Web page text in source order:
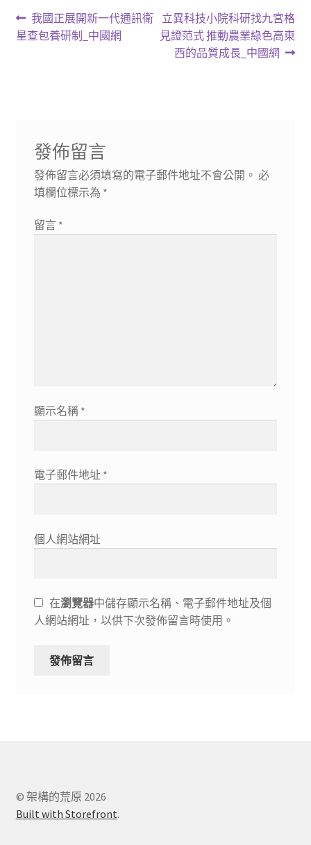
文
章
上
一
我國正展開新一代通訊衛
星查包養研制_中國網
下
一
立異科技小院科研找九宮格
見證范式 推動農業綠色高東
西的品質成長_中國網
發佈留言
發佈留言必須填寫的電子郵件地址不會公開。 必
填欄位標示為 *
留言 *
顯示名稱 *
電子郵件地址 *
個人網站網址
在瀏覽器中儲存顯示名稱、電子郵件地址及個
人網站網址，以供下次發佈留言時使用。
© 架構的荒原 2026
Built with Storefront.